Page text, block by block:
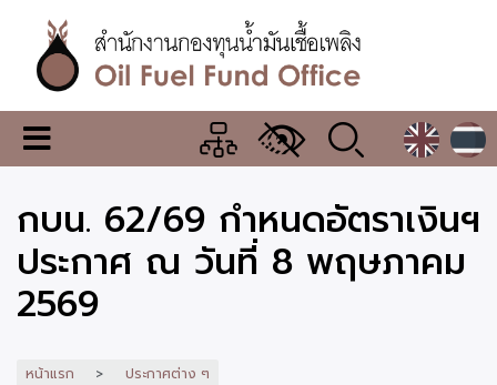
เนื้อหา
หลักสำนักงาน
กองทุน
น้ำมัน
เชื้อ
เพลิง
เมนู
เปลี่ยน
แสดง
ผล
กบน. 62/69 กำหนดอัตราเงินฯ
ประกาศ ณ วันที่ 8 พฤษภาคม
2569
หน้าแรก ประกาศต่าง ๆ